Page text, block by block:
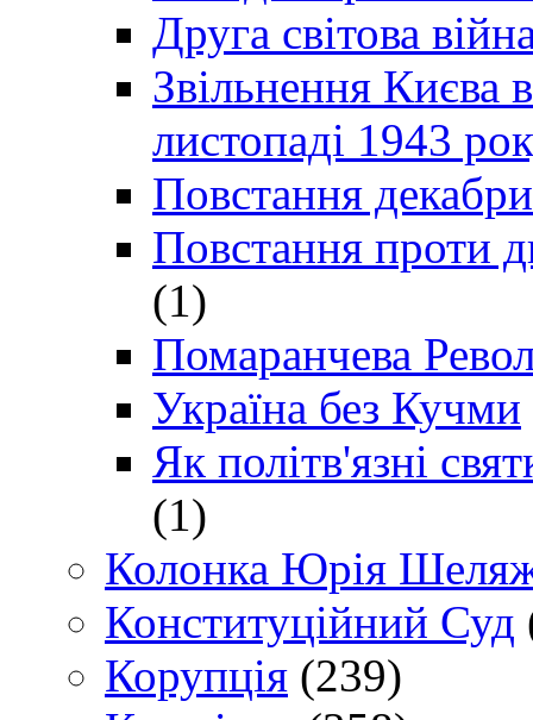
Друга світова
Звільнення Києва
листопаді 1943
Повстання
Повстання проти
(1)
Помаранчева
Україна без Кучми
Як політв'язні
(1)
Колонка Юрія
Конституційний Суд
Корупція (239)